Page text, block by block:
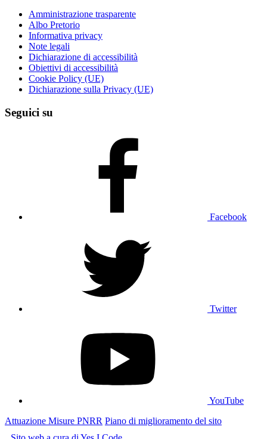
Amministrazione trasparente
Albo Pretorio
Informativa privacy
Note legali
Dichiarazione di accessibilità
Obiettivi di accessibilità
Cookie Policy (UE)
Dichiarazione sulla Privacy (UE)
Seguici su
Facebook
Twitter
YouTube
Attuazione Misure PNRR Piano di miglioramento del sito